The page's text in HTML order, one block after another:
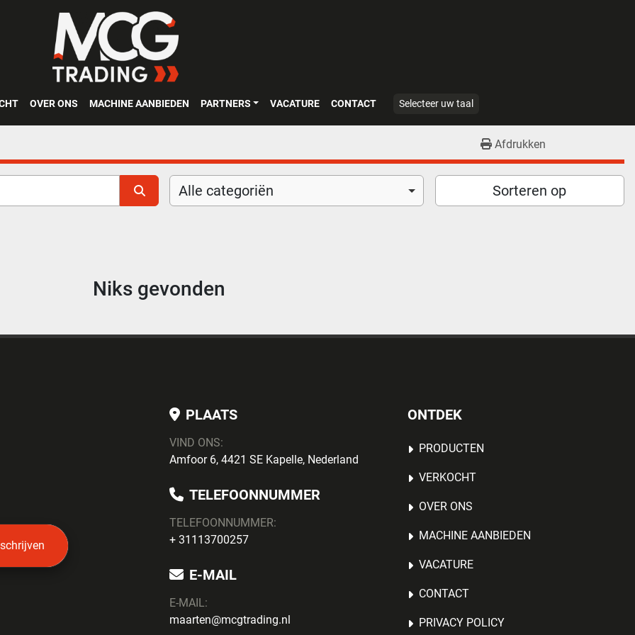
OVER ONS MACHINE AANBIEDEN PARTNERS VACATURE CONTACT Selecteer uw taal
Afdrukken
Alle categoriën Sorteren op
Niks gevonden
PLAATS
VIND ONS:
Amfoor 6, 4421 SE Kapelle, Nederland
TELEFOONNUMMER
TELEFOONNUMMER:
+ 31113700257
E-MAIL
E-MAIL:
maarten@mcgtrading.nl
ONTDEK
PRODUCTEN
VERKOCHT
OVER ONS
MACHINE AANBIEDEN
VACATURE
CONTACT
PRIVACY POLICY